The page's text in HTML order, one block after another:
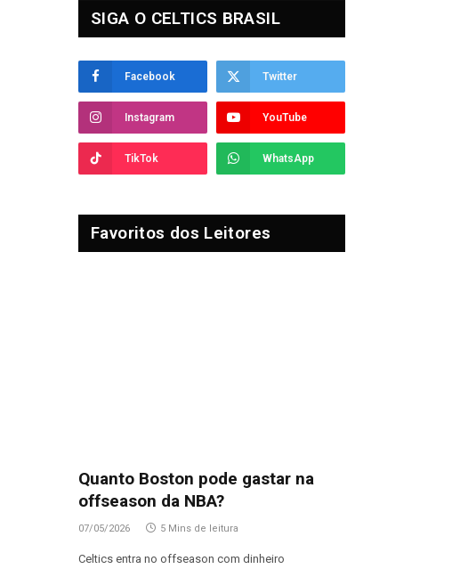
SIGA O CELTICS BRASIL
Facebook Twitter
Instagram YouTube
TikTok WhatsApp
Favoritos dos Leitores
Quanto Boston pode gastar na
offseason da NBA?
07/05/2026 5 Mins de leitura
Celtics entra no offseason com dinheiro